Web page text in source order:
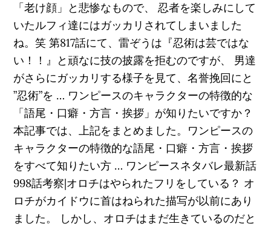
「老け顔」と悲惨なもので、 忍者を楽しみにして
いたルフィ達にはガッカリされてしまいました
ね。笑 第817話にて、雷ぞうは『忍術は芸ではな
い！！』と頑なに技の披露を拒むのですが、 男達
がさらにガッカリする様子を見て、名誉挽回にと
”忍術”を … ワンピースのキャラクターの特徴的な
「語尾・口癖・方言・挨拶」が知りたいですか？
本記事では、上記をまとめました。ワンピースの
キャラクターの特徴的な語尾・口癖・方言・挨拶
をすべて知りたい方 … ワンピースネタバレ最新話
998話考察|オロチはやられたフリをしている？ オ
ロチがカイドウに首はねられた描写が以前にあり
ました。 しかし、オロチはまだ生きているのだと